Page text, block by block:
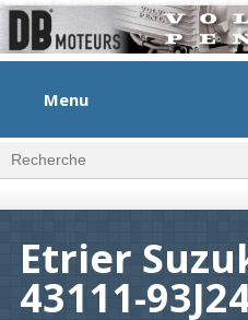
Menu
Formulaire
Etrier
43111-